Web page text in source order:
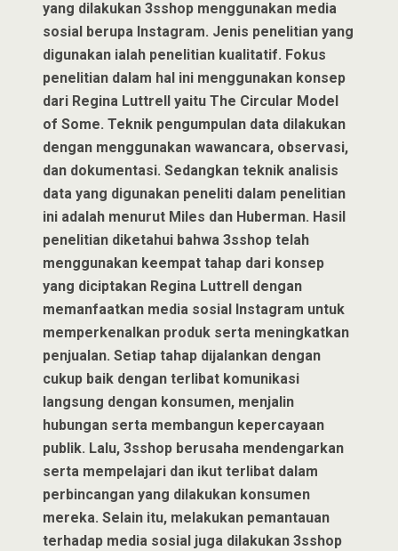
yang dilakukan 3sshop menggunakan media
sosial berupa Instagram. Jenis penelitian yang
digunakan ialah penelitian kualitatif. Fokus
penelitian dalam hal ini menggunakan konsep
dari Regina Luttrell yaitu The Circular Model
of Some. Teknik pengumpulan data dilakukan
dengan menggunakan wawancara, observasi,
dan dokumentasi. Sedangkan teknik analisis
data yang digunakan peneliti dalam penelitian
ini adalah menurut Miles dan Huberman. Hasil
penelitian diketahui bahwa 3sshop telah
menggunakan keempat tahap dari konsep
yang diciptakan Regina Luttrell dengan
memanfaatkan media sosial Instagram untuk
memperkenalkan produk serta meningkatkan
penjualan. Setiap tahap dijalankan dengan
cukup baik dengan terlibat komunikasi
langsung dengan konsumen, menjalin
hubungan serta membangun kepercayaan
publik. Lalu, 3sshop berusaha mendengarkan
serta mempelajari dan ikut terlibat dalam
perbincangan yang dilakukan konsumen
mereka. Selain itu, melakukan pemantauan
terhadap media sosial juga dilakukan 3sshop